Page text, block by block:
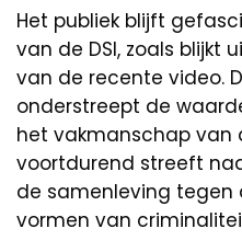
Het publiek blijft
van de DSI, zoals blijkt
van de recente video.
onderstreept de
het vakmanschap van
voortdurend streeft
de samenleving tegen
vormen van